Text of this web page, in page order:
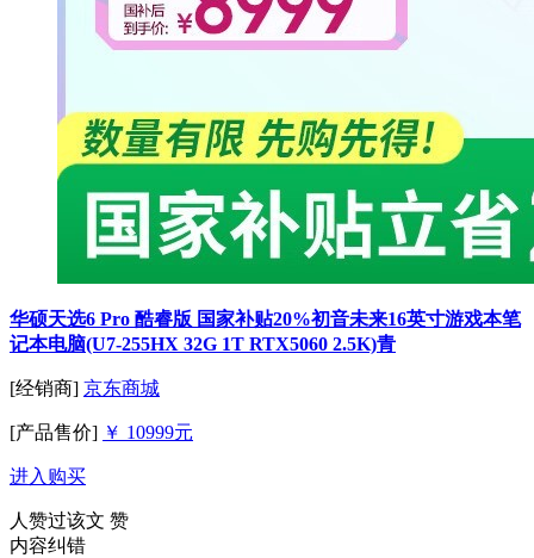
华硕天选6 Pro 酷睿版 国家补贴20%初音未来16英寸游戏本笔
记本电脑(U7-255HX 32G 1T RTX5060 2.5K)青
[经销商] 京东商城
[产品售价] ￥ 10999元
进入购买
人赞过该文 赞
内容纠错